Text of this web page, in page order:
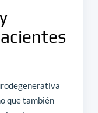
que también